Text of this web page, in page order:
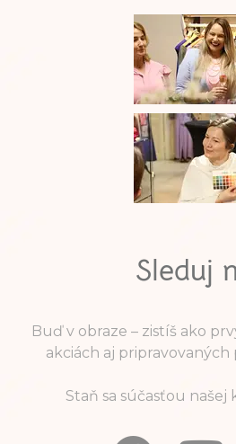
Sleduj
Buď v obraze – zistíš ako
akciách aj pripravovaných
Staň sa súčasťou našej